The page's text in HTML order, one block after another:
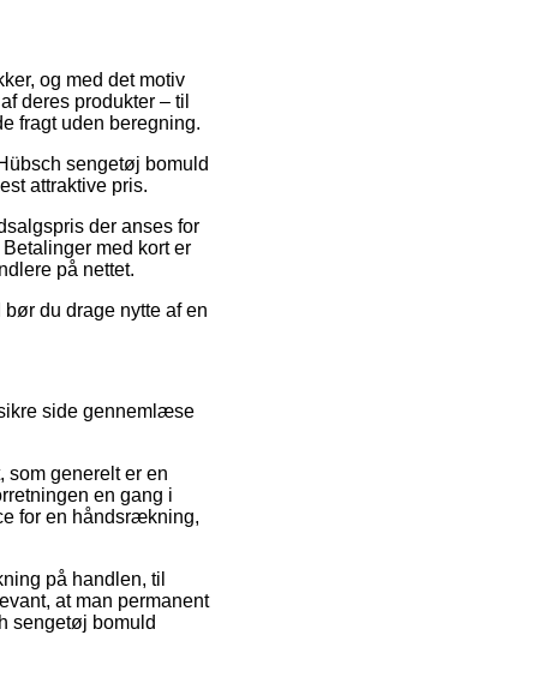
og med det motiv
deres produkter – til
fragt uden beregning.
sengetøj bomuld
attraktive pris.
der anses for
med kort er
på nettet.
du drage nytte af en
side gennemlæse
generelt er en
en gang i
for en håndsrækning,
på handlen, til
at man permanent
sengetøj bomuld